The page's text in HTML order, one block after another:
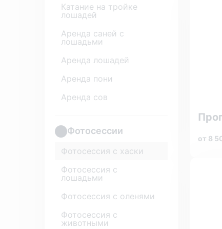
Катание на тройке
лошадей
Аренда саней с
лошадьми
Аренда лошадей
Аренда пони
Аренда сов
Фотосессии
Фотосессия с хаски
Фотосессия с
лошадьми
Фотосессия с оленями
Фотосессия с
животными
от 8